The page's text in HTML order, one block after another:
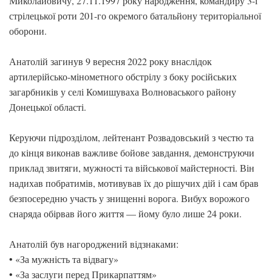
стрілецької роти 201-го окремого батальйону територіальної
оборони.
Анатолій загинув 9 вересня 2022 року внаслідок
артилерійсько-мінометного обстрілу з боку російських
загарбників у селі Комишуваха Волноваського району
Донецької області.
Керуючи підрозділом, лейтенант Розвадовський з честю та
до кінця виконав важливе бойове завдання, демонструючи
приклад звитяги, мужності та військової майстерності. Він
надихав побратимів, мотивував їх до рішучих дій і сам брав
безпосередню участь у знищенні ворога. Вибух ворожого
снаряда обірвав його життя — йому було лише 24 роки.
Анатолій був нагороджений відзнаками:
• «За мужність та відвагу»
• «За заслуги перед Прикарпаттям»